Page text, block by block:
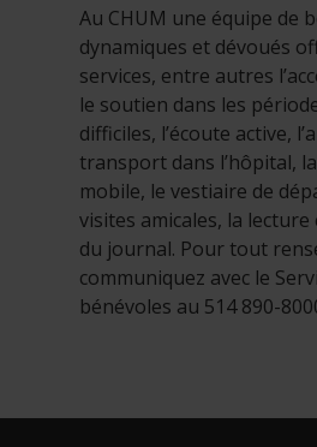
Au CHUM une équipe de
dynamiques et dévoués
services, entre autres
le soutien dans les
difficiles, l’écoute active,
transport dans l’hôpital,
mobile, le vestiaire de
visites amicales, la
du journal. Pour tout
communiquez avec le
bénévoles au 514 890-